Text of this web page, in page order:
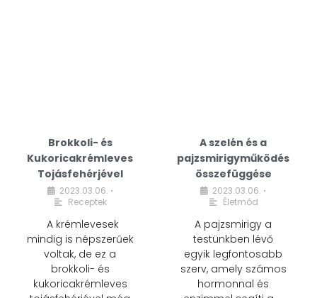
Brokkoli- és
Kukoricakrémleves
Tojásfehérjével
2023.03.06. •
Receptek
A krémlevesek
mindig is népszerűek
voltak, de ez a
brokkoli- és
kukoricakrémleves
A szelén és a
pajzsmirigyműködés
összefüggése
2023.03.06. •
Életmód
A pajzsmirigy a
testünkben lévő
egyik legfontosabb
szerv, amely számos
hormonnal és